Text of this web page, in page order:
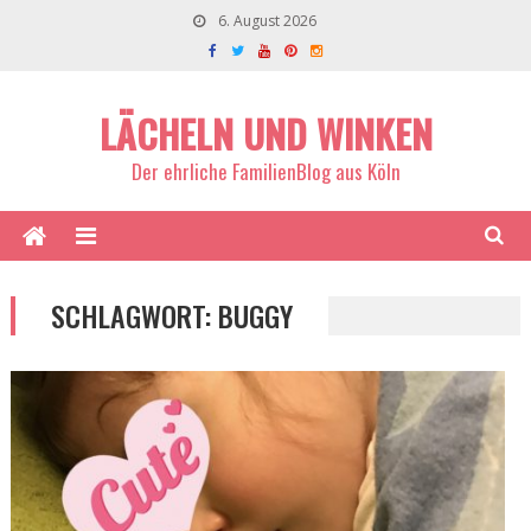
6. August 2026
LÄCHELN UND WINKEN
Der ehrliche FamilienBlog aus Köln
SCHLAGWORT:BUGGY